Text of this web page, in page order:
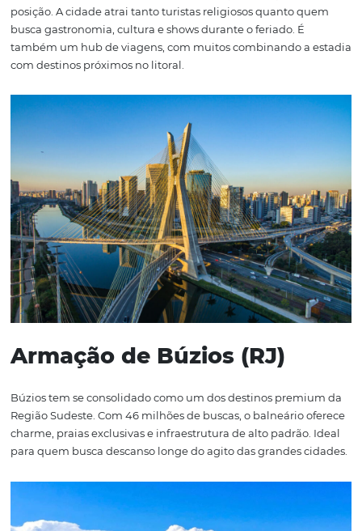
Semana Santa no
Rio de Janeiro (RJ)
Com 149 milhões de buscas, o Rio de Janeiro lidera o
com folga. A combinação entre praias icônicas, vida
intensa e eventos religiosos tradicionais da Semana
a cidade um destino completo. Hotéis e pousadas já
com alta taxa de ocupação.